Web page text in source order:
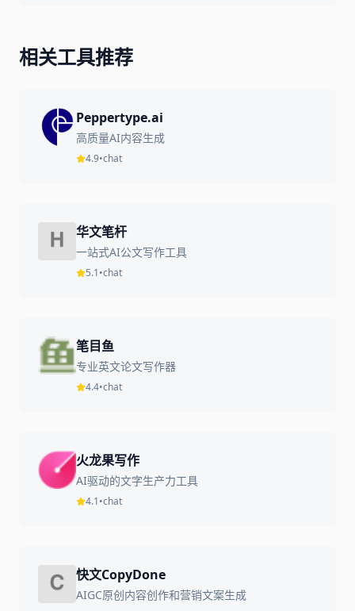
相关工具推荐
Peppertype.ai
高质量AI内容生成
4.9•chat
华文笔杆
一站式AI公文写作工具
5.1•chat
笔目鱼
专业英文论文写作器
4.4•chat
火龙果写作
AI驱动的文字生产力工具
4.1•chat
快文CopyDone
AIGC原创内容创作和营销文案生成